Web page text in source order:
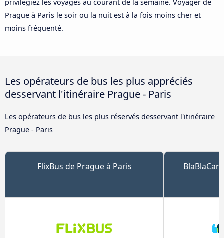
privilégiez les voyages au courant de la semaine. Voyager de
Prague à Paris le soir ou la nuit est à la fois moins cher et
moins fréquenté.
Les opérateurs de bus les plus appréciés
desservant l'itinéraire Prague - Paris
Les opérateurs de bus les plus réservés desservant l'itinéraire
Prague - Paris
FlixBus de Prague à Paris BlaBlaCar